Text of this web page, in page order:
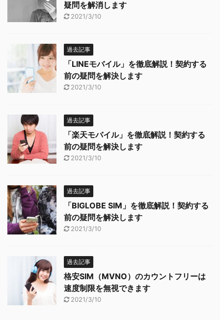
疑問を解消します
2021/3/10
過去記事
「LINEモバイル」を徹底解説！契約する
前の疑問を解決します
2021/3/10
過去記事
「楽天モバイル」を徹底解説！契約する
前の疑問を解決します
2021/3/10
過去記事
「BIGLOBE SIM」を徹底解説！契約する
前の疑問を解決します
2021/3/10
過去記事
格安SIM（MVNO）のカウントフリーは
速度制限を無視できます
2021/3/10